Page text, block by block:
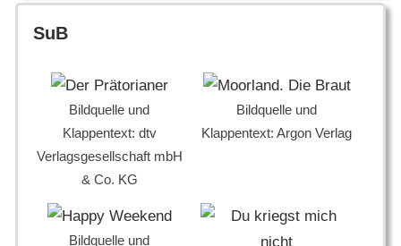
SuB
Bildquelle und
Klappentext: dtv
Verlagsgesellschaft mbH
& Co. KG
Bildquelle und
Klappentext: Argon Verlag
Bildquelle und